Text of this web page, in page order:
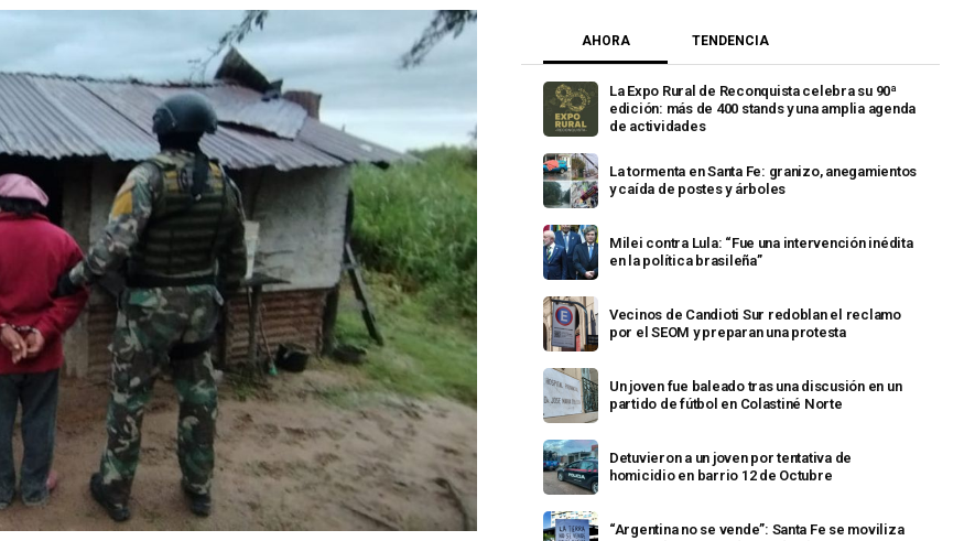
AHORA TENDENCIA
La Expo Rural de Reconquista celebra su 90ª
edición: más de 400 stands y una amplia agenda
de actividades
La tormenta en Santa Fe: granizo, anegamientos
y caída de postes y árboles
Milei contra Lula: “Fue una intervención inédita
en la política brasileña”
Vecinos de Candioti Sur redoblan el reclamo
por el SEOM y preparan una protesta
Un joven fue baleado tras una discusión en un
partido de fútbol en Colastiné Norte
Detuvieron a un joven por tentativa de
homicidio en barrio 12 de Octubre
“Argentina no se vende”: Santa Fe se moviliza